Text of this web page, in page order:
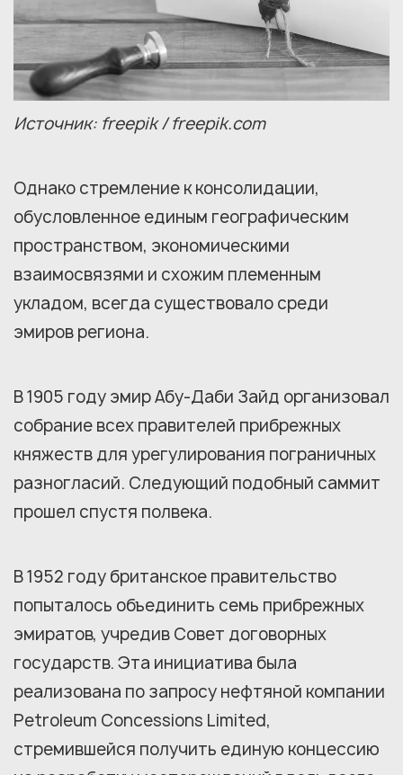
Источник: freepik / freepik.com
Однако стремление к консолидации,
обусловленное единым географическим
пространством, экономическими
взаимосвязями и схожим племенным
укладом, всегда существовало среди
эмиров региона.
В 1905 году эмир Абу-Даби Зайд организовал
собрание всех правителей прибрежных
княжеств для урегулирования пограничных
разногласий. Следующий подобный саммит
прошел спустя полвека.
В 1952 году британское правительство
попыталось объединить семь прибрежных
эмиратов, учредив Совет договорных
государств. Эта инициатива была
реализована по запросу нефтяной компании
Petroleum Concessions Limited,
стремившейся получить единую концессию